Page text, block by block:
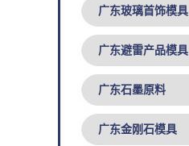
广东玻璃首饰模具
广东避雷产品模具
广东石墨原料
广东金刚石模具